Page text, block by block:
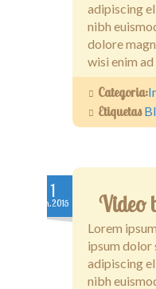
adipiscing
nibh
dolore
wisi enim ad
Categoria:
Etiquetas
1
Jan.2015 Video
Lorem
ipsum dolor
adipiscing
nibh